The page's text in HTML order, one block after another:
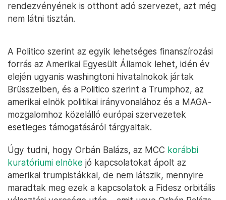
rendezvényének is otthont adó szervezet, azt még
nem látni tisztán.
A Politico szerint az egyik lehetséges finanszírozási
forrás az Amerikai Egyesült Államok lehet, idén év
elején ugyanis washingtoni hivatalnokok jártak
Brüsszelben, és a Politico szerint a Trumphoz, az
amerikai elnök politikai irányvonalához és a MAGA-
mozgalomhoz közelálló európai szervezetek
esetleges támogatásáról tárgyaltak.
Úgy tudni, hogy Orbán Balázs, az MCC korábbi
kuratóriumi elnöke jó kapcsolatokat ápolt az
amerikai trumpistákkal, de nem látszik, mennyire
maradtak meg ezek a kapcsolatok a Fidesz orbitális